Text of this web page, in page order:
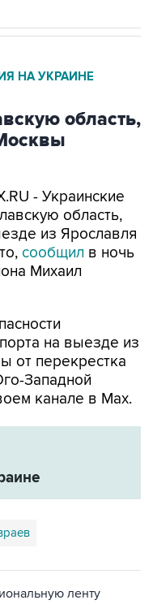
НА УКРАИНЕ
область,
- Украинские
область,
из Ярославля
сообщил в ночь
Михаил
на выезде из
от перекрестка
Западной
канале в Мах.
ленту